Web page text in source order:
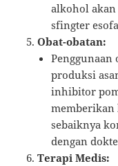
alkohol
sfingter
Obat-obatan:
Penggunaan
produksi
inhibitor
memberikan
sebaiknya
dengan
Terapi Medis: